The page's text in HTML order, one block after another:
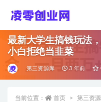
最新大学生搞钱玩法
小白拒绝当韭菜
第三资源库 3 年前
当前位置： 首页 第三资